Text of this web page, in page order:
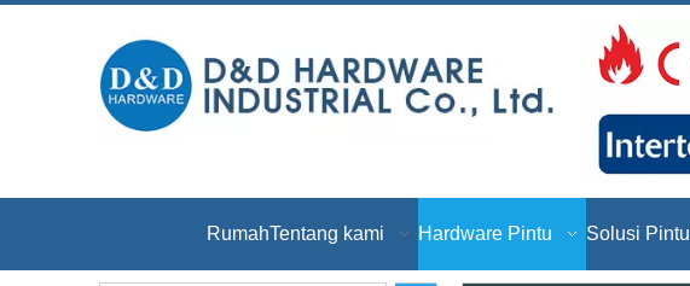
RumahTentang kami Hardware Pintu Solusi Pintu